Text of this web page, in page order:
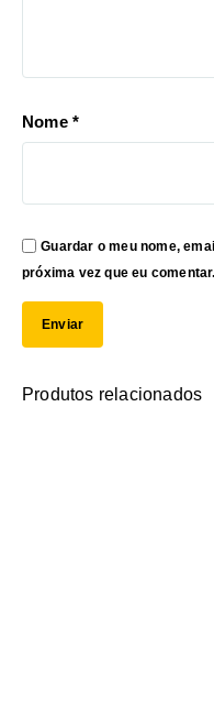
Nome *
Guardar o meu nome,
próxima vez que eu comentar.
Produtos relacionados